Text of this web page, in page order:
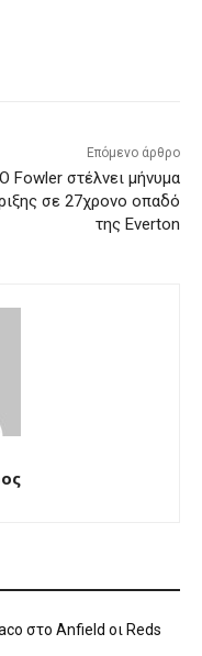
Επόμενο άρθρο
Ο Fowler στέλνει μήνυμα
σε 27χρονο οπαδό
της Everton
στο Anfield οι Reds